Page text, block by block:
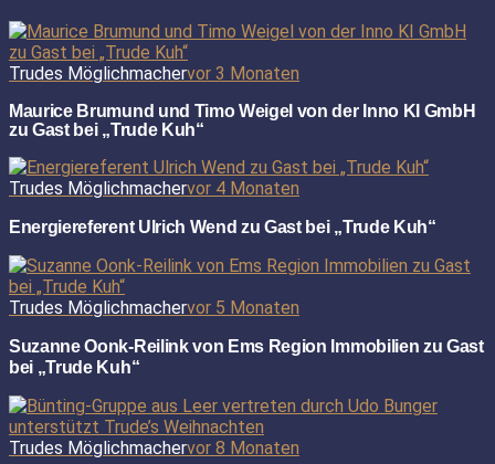
Trudes Möglichmachervor 3 Monaten
Maurice Brumund und Timo Weigel von der Inno KI GmbH
zu Gast bei „Trude Kuh“
Trudes Möglichmachervor 4 Monaten
Energiereferent Ulrich Wend zu Gast bei „Trude Kuh“
Trudes Möglichmachervor 5 Monaten
Suzanne Oonk-Reilink von Ems Region Immobilien zu Gast
bei „Trude Kuh“
Trudes Möglichmachervor 8 Monaten